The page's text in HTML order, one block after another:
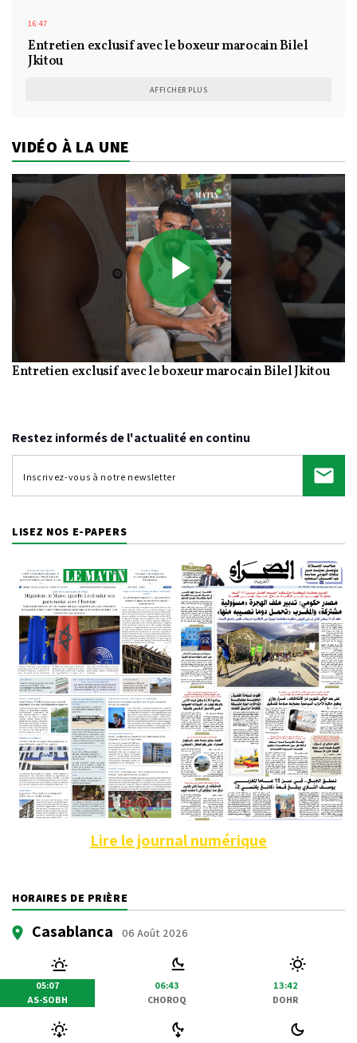
16:47
Entretien exclusif avec le boxeur marocain Bilel
Jkitou
AFFICHER PLUS
VIDÉO À LA UNE
Play
Video
Entretien exclusif avec le boxeur marocain Bilel Jkitou
Restez informés de l'actualité en continu
LISEZ NOS E-PAPERS
Lire le journal numérique
HORAIRES DE PRIÈRE
Casablanca 06 Août 2026
05:07
AS-SOBH
06:43
CHOROQ
13:42
DOHR